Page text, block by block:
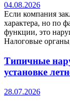
04.08.2026
Если компания
характера, но по
функции, это
Налоговые
Типичные
установке
28.07.2026